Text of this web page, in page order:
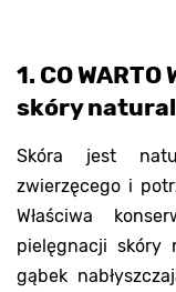
1. CO
skóry
Skóra jest
zwierzęcego i
Właściwa
pielęgnacji skóry
gąbek